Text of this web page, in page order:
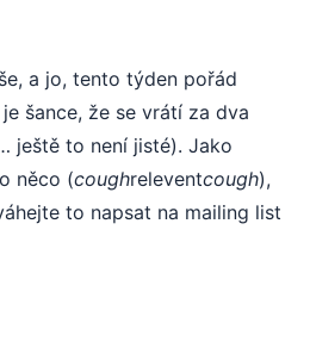
a jo, tento týden pořád
šance, že se vrátí za dva
ještě to není jisté). Jako
něco (coughreleventcough),
to napsat na mailing list